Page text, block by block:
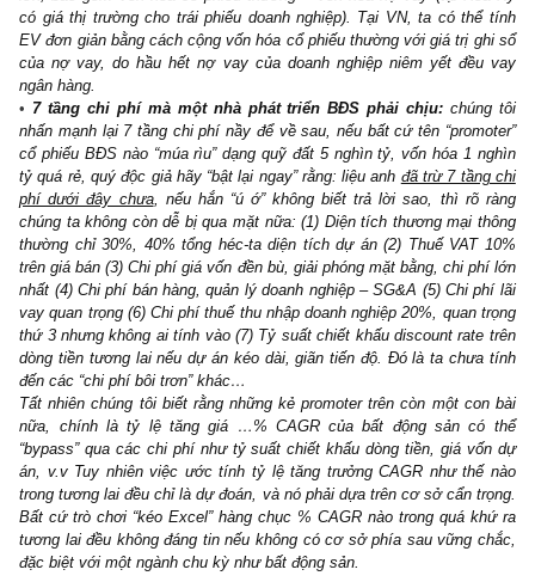
management NVL chính là tỷ lệ ROIC thấp nhiều năm qua
<6% và việc quản lý chi phí SG&A chưa thực sự tốt so với
cạnh tranh, làm giảm biên lợi nhuận EBIT.
Margin-of-safety : Dù vậy, chúng tôi không hề có ý nào muốn
rằng Novaland là một case fraud hay tương tự, nó vẫn là: (1)
hiệu mạnh top 20 của Việt Nam (2) một nhà phát triển BĐS số
nhiều dự án hoàn thiện đẹp, đáng trầm trồ – chúng tôi cũng có
người bạn và người thân là khách hàng của Novaland (3) mối
và credit rating tốt với các ngân hàng, có cả quốc tế.
Song, với tất cả phân tích phía trên, chúng tôi tin rằng NĐT cá
đầu tư dài hạn NVL ở mức EV non 200 nghìn tỷ hiện tại,
nhiều lần so với giá trị chiết khấu DCF và mức doanh thu bán
có xác suất rất cao chịu poor performance mà có thể khá lâu
vốn nếu đợt bull market hiện tại chấm dứt. Dù vậy, như mọi khi,
tôi vẫn có thể sai trong ngắn hạn xét đến tỷ lệfree-floatcủa
thấp (daily volume chỉ ~0.1%/SLCP đang lưu hành) và một TT
hưng phấn. Nhưng đối với nguyên tắc của một NĐT giá trị kỷ
lẽ rổ “Out” là lựa chọn duy nhất cho riêng chúng tôi!
Saigon, những ngày phong tỏa vì dịch bệnh, 19.07.2021,